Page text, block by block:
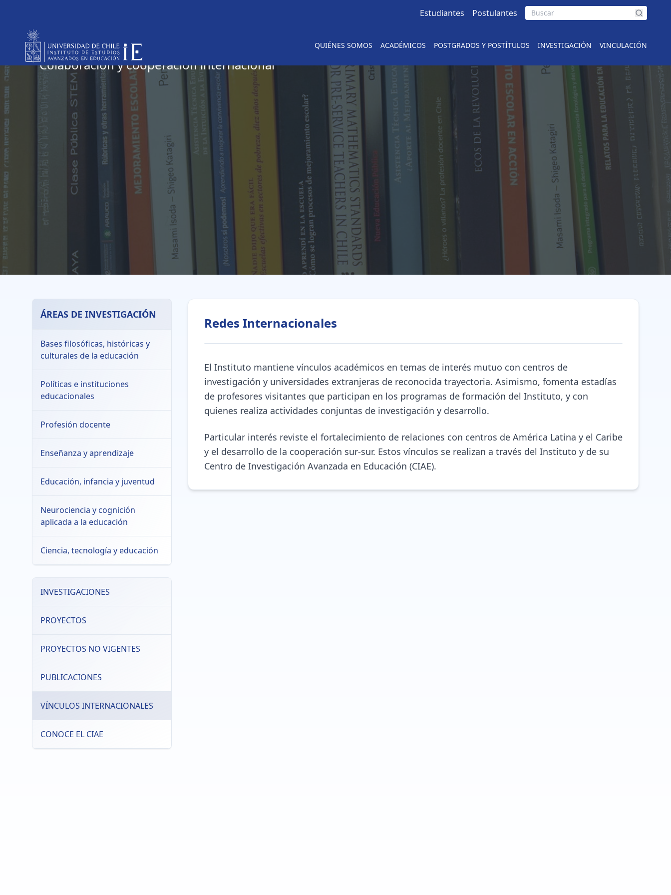
Estudiantes Postulantes
QUIÉNES SOMOS ACADÉMICOS POSTGRADOS Y POSTÍTULOS INVESTIGACIÓN VINCULACIÓN
Vínculos Internacionales
Colaboración y cooperación internacional
ÁREAS DE INVESTIGACIÓN
Bases filosóficas, históricas y
culturales de la educación
Políticas e instituciones
educacionales
Profesión docente
Enseñanza y aprendizaje
Educación, infancia y juventud
Neurociencia y cognición
aplicada a la educación
Ciencia, tecnología y educación
INVESTIGACIONES
PROYECTOS
PROYECTOS NO VIGENTES
PUBLICACIONES
VÍNCULOS INTERNACIONALES
CONOCE EL CIAE
Redes Internacionales
El Instituto mantiene vínculos académicos en temas de interés mutuo con centros de
investigación y universidades extranjeras de reconocida trayectoria. Asimismo, fomenta estadías
de profesores visitantes que participan en los programas de formación del Instituto, y con
quienes realiza actividades conjuntas de investigación y desarrollo.
Particular interés reviste el fortalecimiento de relaciones con centros de América Latina y el Caribe
y el desarrollo de la cooperación sur-sur. Estos vínculos se realizan a través del Instituto y de su
Centro de Investigación Avanzada en Educación (CIAE).